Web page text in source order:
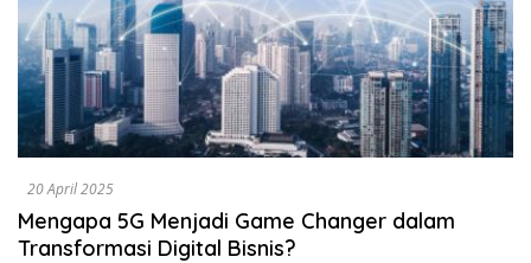
20 April 2025
Mengapa 5G Menjadi Game Changer dalam
Transformasi Digital Bisnis?